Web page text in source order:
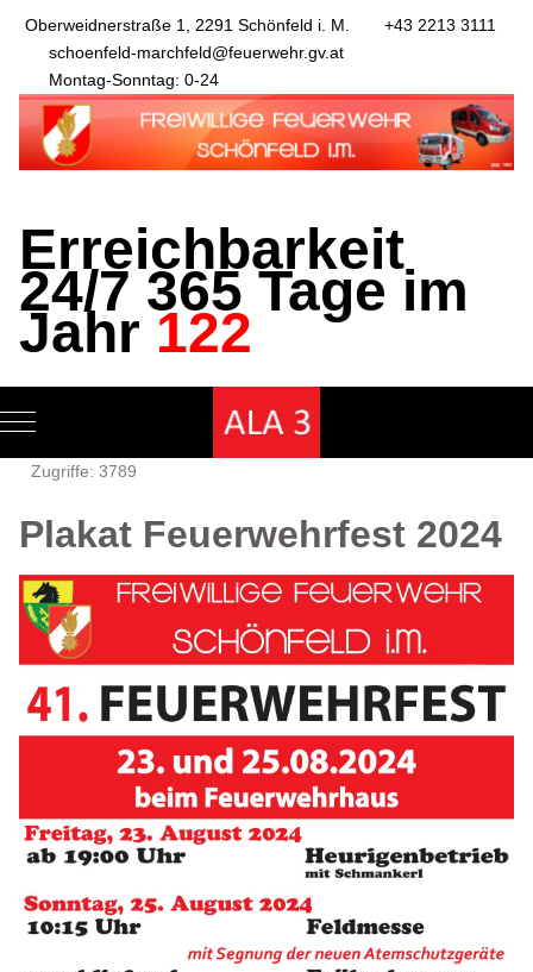
Oberweidnerstraße 1, 2291 Schönfeld i. M.
+43 2213 3111
schoenfeld-marchfeld@feuerwehr.gv.at
Montag-Sonntag: 0-24
Erreichbarkeit
24/7 365 Tage im
Jahr122
Mobile Menu Toggle
Zugriffe: 3789
Plakat Feuerwehrfest 2024